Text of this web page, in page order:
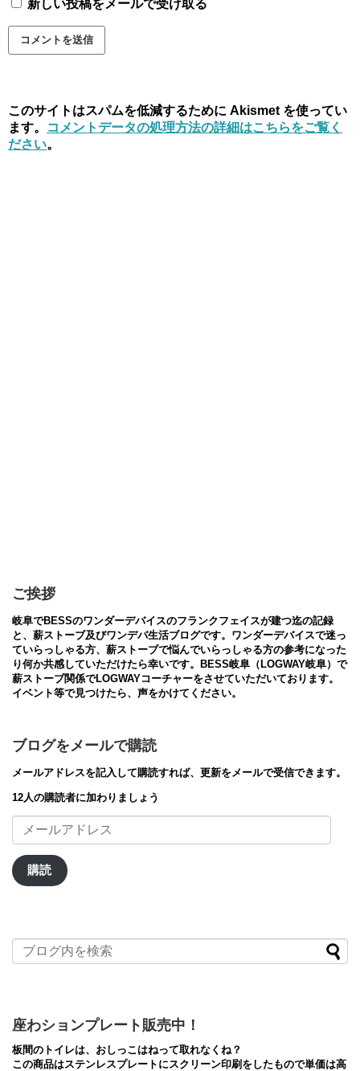
新しい投稿をメールで受け取る
このサイトはスパムを低減するために Akismet を使ってい
ます。
コメントデータの処理方法の詳細はこちらをご覧く
ださい。
ご挨拶
岐阜でBESSのワンダーデバイスのフランクフェイスが建つ迄の記録
と、薪ストーブ及びワンデバ生活ブログです。ワンダーデバイスで迷っ
ていらっしゃる方、薪ストーブで悩んでいらっしゃる方の参考になった
り何か共感していただけたら幸いです。BESS岐阜（LOGWAY岐阜）で
薪ストーブ関係でLOGWAYコーチャーをさせていただいております。
イベント等で見つけたら、声をかけてください。
ブログをメールで購読
メールアドレスを記入して購読すれば、更新をメールで受信できます。
12人の購読者に加わりましょう
メ
ア
ド
購読
座わションプレート販売中！
板間のトイレは、おしっこはねって取れなくね？
この商品はステンレスプレートにスクリーン印刷をしたもので単価は高